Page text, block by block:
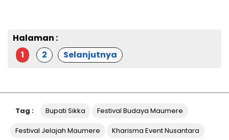
Halaman :
1
2 Selanjutnya
Tag : Bupati Sikka Festival Budaya Maumere
Festival Jelajah Maumere Kharisma Event Nusantara